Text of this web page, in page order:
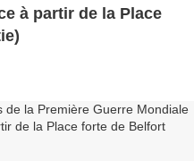
à partir de la Place